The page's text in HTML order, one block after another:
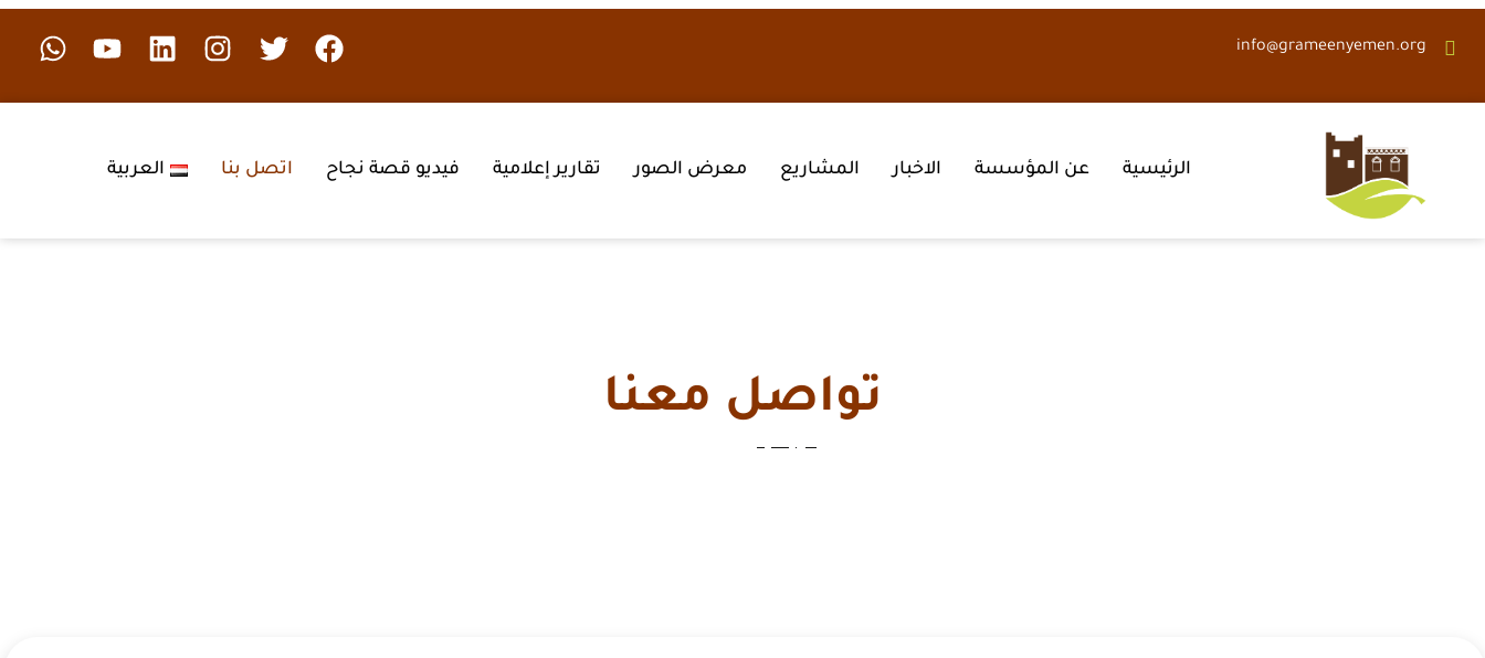
info@grameenyemen.org
الرئيسية عن المؤسسة الاخبار المشاريع معرض الصور تقارير إعلامية فيديو قصة نجاح اتصل بنا العربية
تواصل معنا
الرئيسية